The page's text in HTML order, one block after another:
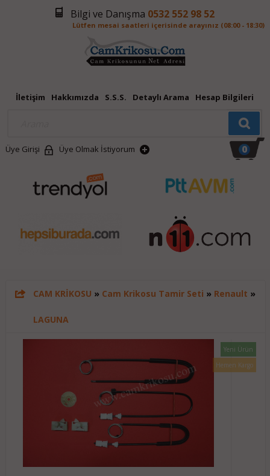
Bilgi ve Danışma 0532 552 98 52
Lütfen mesai saatleri içerisinde arayınız (08:00 - 18:30)
İletişim Hakkımızda S.S.S. Detaylı Arama Hesap Bilgileri
Üye Girişi Üye Olmak İstiyorum 0
CAM KRİKOSU » Cam Krikosu Tamir Seti » Renault »
LAGUNA
Yeni Ürün
Hemen Kargo